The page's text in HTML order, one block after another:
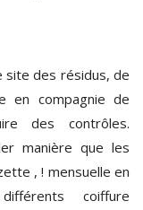
site des résidus, de
en compagnie de
des contrôles.
manière que les
, ! mensuelle en
coiffure